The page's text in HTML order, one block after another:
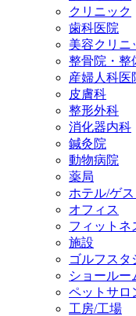
クリニック
歯科医院
美容クリニ
整骨院・整
産婦人科医
皮膚科
整形外科
消化器内科
鍼灸院
動物病院
薬局
ホテル/ゲ
オフィス
フィットネ
施設
ゴルフスタ
ショールー
ペットサロ
工房/工場